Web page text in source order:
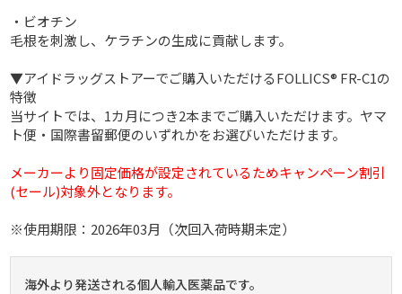
・ビオチン
毛根を刺激し、ケラチンの生成に貢献します。
▼アイドラッグストアーでご購入いただけるFOLLICS® FR-C1の
特徴
当サイトでは、1カ月につき2本までご購入いただけます。ヤマ
ト便・国際書留郵便のいずれかをお選びいただけます。
メーカーより固定価格が設定されているためキャンペーン割引
(セール)対象外となります。
※使用期限：2026年03月（次回入荷時期未定）
海外より発送される個人輸入医薬品です。